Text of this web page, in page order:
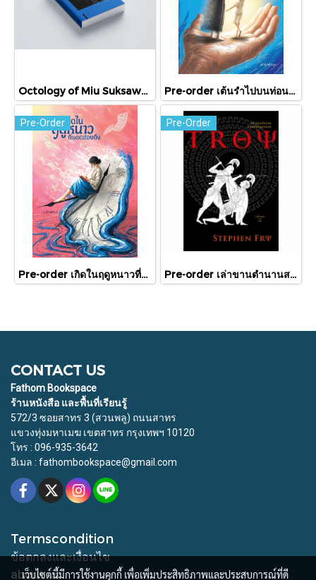
Octology of Miu Suksawat / ภู่มณี ศิริพรไพบูลย์ / สำนักพิมพ์ตำหนัก Pre-order เต้นรำไปบนท่อนแขนอ่อนนุ่ม / นทธี ศศิวิมล / Pandora Press
Pre-Order
Pre-order เกิดในฤดูหนาวที่แดดส่องถึง / นทธี ศศิวิมล / Pandora Press
Pre-Order
Pre-order เล่าขานตำนานสงครามกรุงทรอย Troy / Stephen Fry / อรสิริ พลเดช / สารคดี
CONTACT US
Fathom Bookspace
ร้านหนังสือ และพื้นที่เรียนรู้
572/3 ซอยสาทร 3 (สวนพลู) ถนนสาทร
แขวงทุ่งมหาเมฆ เขตสาทร กรุงเทพฯ 10120
โทร : 096-935-3642
อีเมล : fathombookspace@gmail.com
Termscondition
ข้อตกลงและเงื่อนไข
about us
เว็บไซต์นี้มีการใช้งานคุกกี้ เพื่อเพิ่มประสิทธิภาพและประสบการณ์ที่ดี